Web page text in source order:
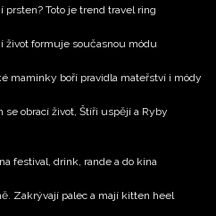
Toto je trend travel ring
život formuje současnou módu
maminky boří pravidla mateřství i módy
se obrací život, Štíři uspějí a Ryby
festival, drink, rande a do kina
Zakrývají palec a mají kitten heel